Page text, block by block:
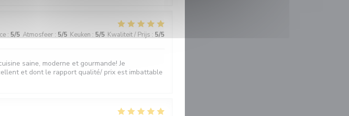
: 5/5 Atmosfeer : 5/5 Keuken : 5/5 Kwaliteit / Prijs : 5/5
saine, moderne et gourmande! Je
et dont le rapport qualité/ prix est imbattable